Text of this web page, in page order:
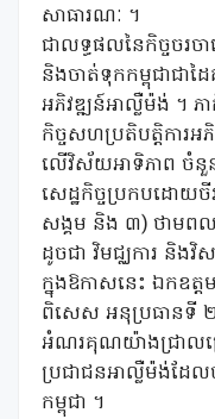
សាធារណៈ ។
ជាលទ្ធផលនៃកិច្ចចរចា
និងចាត់ទុកកម្ពុជាជាដ
អភិវឌ្ឍន៍អាល្លឺម៉ង់ ។ ភ
កិច្ចសហប្រតិបត្តិការអ
លើវិស័យអាទិភាព ចំនួ
សេដ្ឋកិច្ចប្រកបដោយ
សង្គម និង ៣) ថាមព
ដូចជា​ វិមជ្ឈការ និង
ក្នុងឱកាសនេះ ឯកឧត្
ពិសេស អនុប្រធានទី ២
អំណរគុណយ៉ាងជ្រាលជ្
ប្រជាជនអាល្លឺម៉ង់ដែល
កម្ពុជា ។